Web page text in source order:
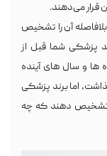
قرار می‌دهند.
آن را تشخیص
پزشکی شما قبل از
ها و سال های آینده
اما برند پزشکی
تشخیص دهند که چه